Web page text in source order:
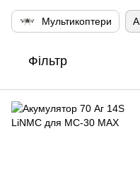
Мультикоптери
Фільтр